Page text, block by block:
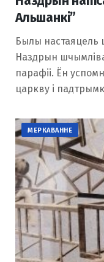
Альшанкі”
Былы
Наздрын
парафіі. Ён
царкву і
МЕРКАВАННЕ